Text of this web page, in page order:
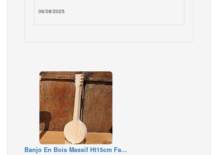
06/08/2025
Banjo En Bois Massif Ht15cm Fa...